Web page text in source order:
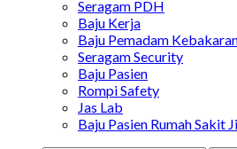
Seragam PDH
Baju Kerja
Baju Pemadam
Seragam Security
Baju Pasien
Rompi Safety
Jas Lab
Baju Pasien Rumah Sakit